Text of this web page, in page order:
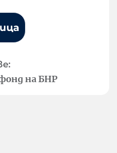
на БНР